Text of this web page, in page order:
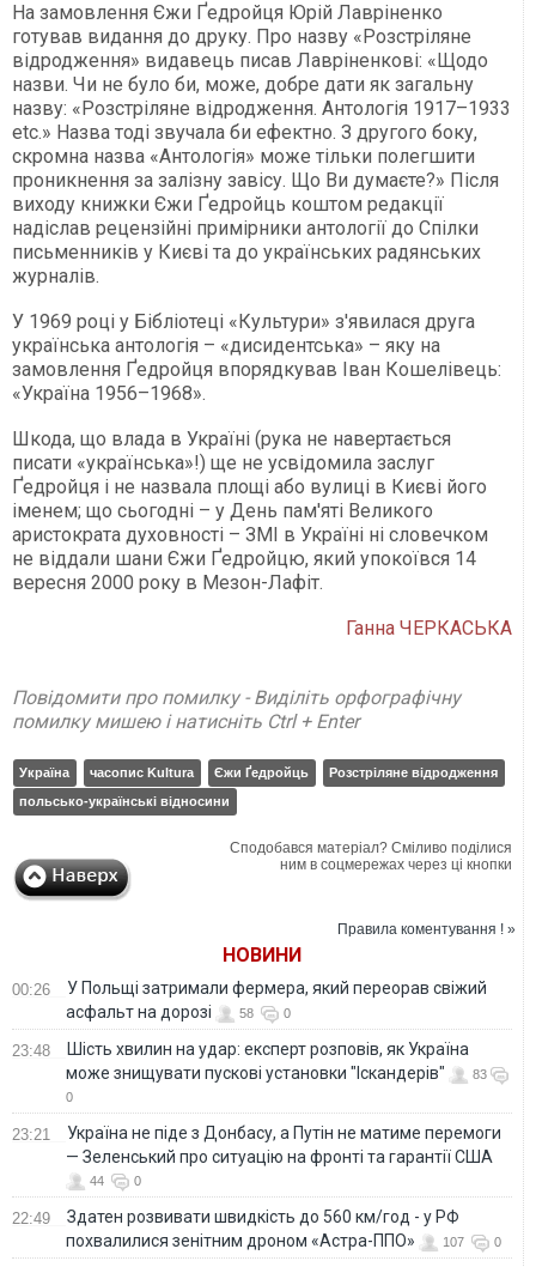
На замовлення Єжи Ґедройця Юрій Лавріненко
готував видання до друку. Про назву «Розстріляне
відродження» видавець писав Лавріненкові: «Щодо
назви. Чи не було би, може, добре дати як загальну
назву: «Розстріляне відродження. Антологія 1917–1933
etc.» Назва тоді звучала би ефектно. З другого боку,
скромна назва «Антологія» може тільки полегшити
проникнення за залізну завісу. Що Ви думаєте?» Після
виходу книжки Єжи Ґедройць коштом редакції
надіслав рецензійні примірники антології до Спілки
письменників у Києві та до українських радянських
журналів.
У 1969 році у Бібліотеці «Культури» з'явилася друга
українська антологія – «дисидентська» – яку на
замовлення Ґедройця впорядкував Іван Кошелівець:
«Україна 1956–1968».
Шкода, що влада в Україні (рука не навертається
писати «українська»!) ще не усвідомила заслуг
Ґедройця і не назвала площі або вулиці в Києві його
іменем; що сьогодні – у День пам'яті Великого
аристократа духовності – ЗМІ в Україні ні словечком
не віддали шани Єжи Ґедройцю, який упокоївся 14
вересня 2000 року в Мезон-Лафіт.
Ганна ЧЕРКАСЬКА
Повідомити про помилку - Виділіть орфографічну
помилку мишею і натисніть Ctrl + Enter
Україна часопис Kultura Єжи Ґедройць
Розстріляне відродження
польсько-українські відносини
Сподобався матеріал? Сміливо поділися
ним в соцмережах через ці кнопки
Правила коментування ! »
НОВИНИ
00:26
У Польщі затримали фермера, який переорав свіжий
асфальт на дорозі
58 0
23:48
Шість хвилин на удар: експерт розповів, як Україна
може знищувати пускові установки "Іскандерів"
83
0
23:21
Україна не піде з Донбасу, а Путін не матиме перемоги
— Зеленський про ситуацію на фронті та гарантії США
44 0
22:49
Здатен розвивати швидкість до 560 км/год - у РФ
похвалилися зенітним дроном «Астра-ППО»
107 0